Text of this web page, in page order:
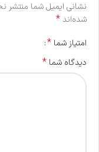
نشانی ایمیل شما منتشر
شده‌اند*
امتیاز شما *
دیدگاه شما *